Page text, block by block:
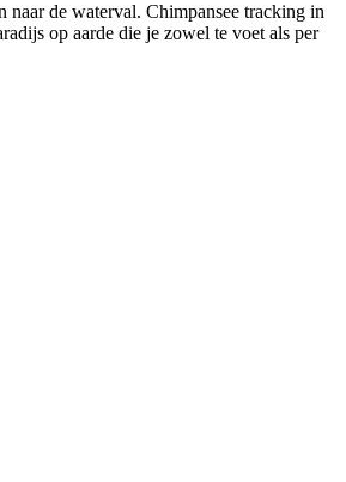
de waterval. Chimpansee tracking in
op aarde die je zowel te voet als per